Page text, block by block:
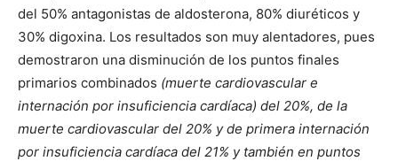
del 50% antagonistas de aldosterona, 80% diuréticos y
30% digoxina. Los resultados son muy alentadores, pues
demostraron una disminución de los puntos finales
primarios combinados (muerte cardiovascular e
internación por insuficiencia cardíaca) del 20%, de la
muerte cardiovascular del 20% y de primera internación
por insuficiencia cardíaca del 21% y también en puntos